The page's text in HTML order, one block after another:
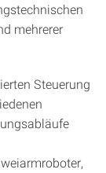
mehrerer
Steuerung